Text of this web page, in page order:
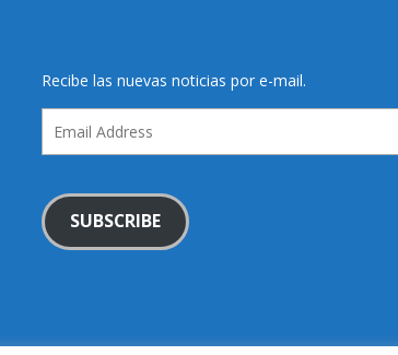
Recibe las nuevas noticias por e-mail.
Address
SUBSCRIBE